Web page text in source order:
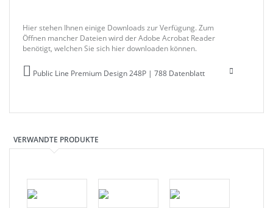
Hier stehen Ihnen einige Downloads zur Verfügung. Zum
Öffnen mancher Dateien wird der Adobe Acrobat Reader
benötigt, welchen Sie sich hier downloaden können.
Public Line Premium Design 248P | 788 Datenblatt
VERWANDTE PRODUKTE